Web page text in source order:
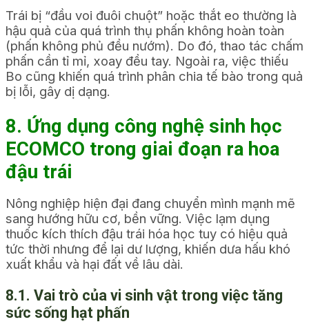
Trái bị “đầu voi đuôi chuột” hoặc thắt eo thường là
hậu quả của quá trình thụ phấn không hoàn toàn
(phấn không phủ đều nướm). Do đó, thao tác chấm
phấn cần tỉ mỉ, xoay đều tay. Ngoài ra, việc thiếu
Bo cũng khiến quá trình phân chia tế bào trong quả
bị lỗi, gây dị dạng.
8. Ứng dụng công nghệ sinh học
ECOMCO trong giai đoạn ra hoa
đậu trái
Nông nghiệp hiện đại đang chuyển mình mạnh mẽ
sang hướng hữu cơ, bền vững. Việc lạm dụng
thuốc kích thích đậu trái hóa học tuy có hiệu quả
tức thời nhưng để lại dư lượng, khiến dưa hấu khó
xuất khẩu và hại đất về lâu dài.
8.1. Vai trò của vi sinh vật trong việc tăng
sức sống hạt phấn